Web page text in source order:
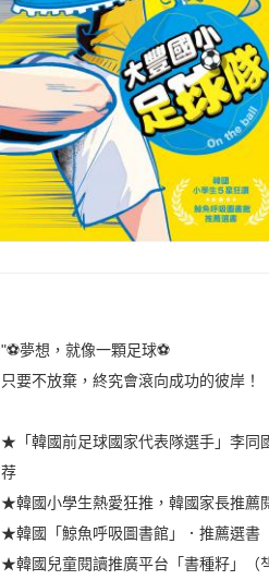
"⚽夢想，就像一顆足球⚽
只要不放棄，終究會滾向成功的彼岸！
★「韓國前足球國家代表隊選手」李同
荐
★韓國小學生熱愛狂推，韓國家長推薦
★韓國「鯨魚呼吸圖書館」．推薦選書
★韓國兒童閱讀推廣平台「書種籽」（